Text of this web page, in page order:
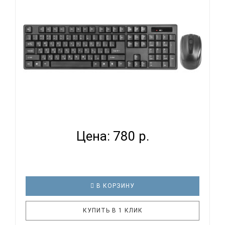
Цена: 780 р.
В КОРЗИНУ
КУПИТЬ В 1 КЛИК